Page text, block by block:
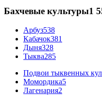
Бахчевые культуры1
Арбуз538
Кабачок381
Дыня328
Тыква285
Подвои тыквенных
Момордика5
Лагенария2